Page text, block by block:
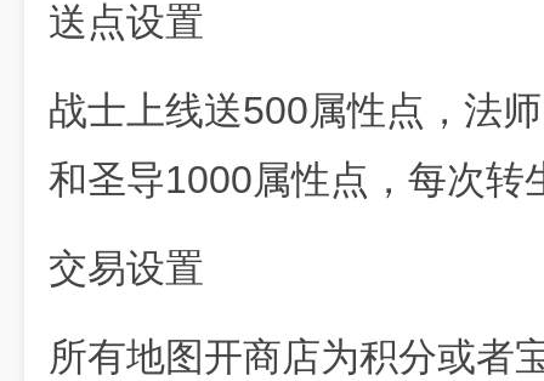
送点设置
战士上线送500属性点，法
和圣导1000属性点，每次转
交易设置
所有地图开商店为积分或者